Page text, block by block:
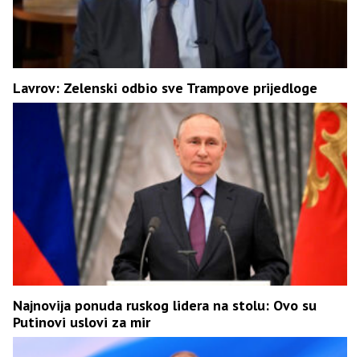
Lavrov: Zelenski odbio sve Trampove prijedloge
Najnovija ponuda ruskog lidera na stolu: Ovo su
Putinovi uslovi za mir